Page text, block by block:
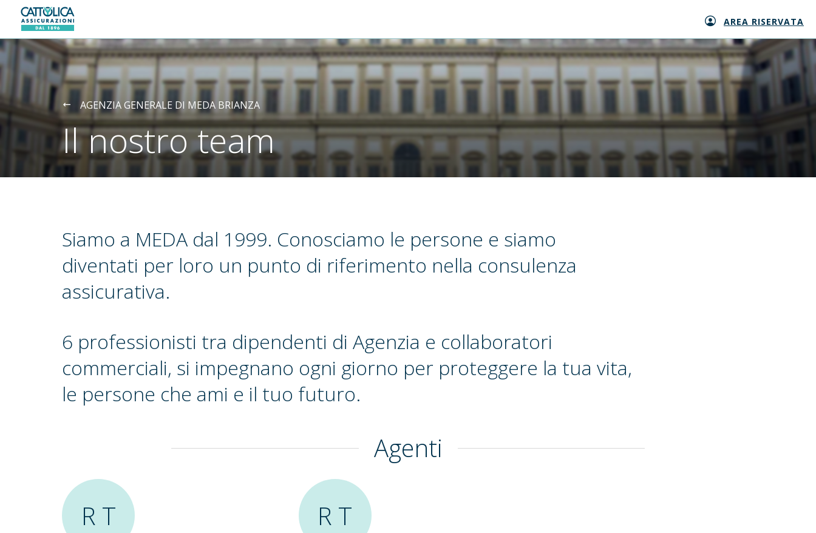
Generali logo AREA RISERVATA
AGENZIA GENERALE DI MEDA BRIANZA
Il nostro team
Siamo a MEDA dal 1999. Conosciamo le persone e siamo
diventati per loro un punto di riferimento nella consulenza
assicurativa.
6 professionisti tra dipendenti di Agenzia e collaboratori
commerciali, si impegnano ogni giorno per proteggere la tua vita,
le persone che ami e il tuo futuro.
Agenti
R T R T